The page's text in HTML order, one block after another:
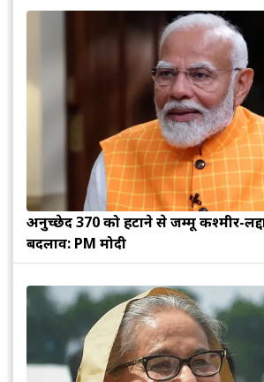
अनुच्छेद 370 को हटाने से जम्मू कश्मीर-
बदलाव: PM मोदी